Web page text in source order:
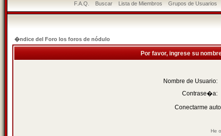
F.A.Q. Buscar Lista de Miembros Grupos de Usuarios
�ndice del Foro los foros de nódulo
Por favor, ingrese su
Nombre de Usuario:
Contrase�a:
Conectarme
He